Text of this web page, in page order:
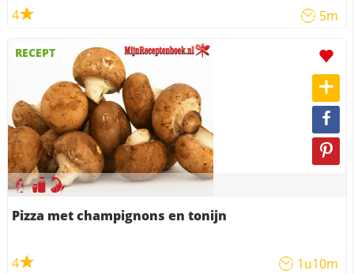
4 5m
RECEPT
Pizza met champignons en tonijn
4 1u10m